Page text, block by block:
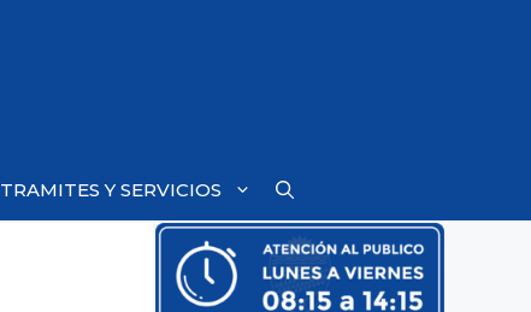
TRAMITES Y SERVICIOS